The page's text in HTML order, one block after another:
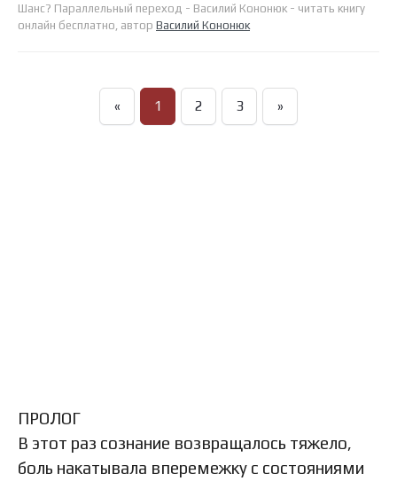
Шанс? Параллельный переход - Василий Кононюк - читать книгу
онлайн бесплатно, автор Василий Кононюк
« 1 2 3 »
ПРОЛОГ
В этот раз сознание возвращалось тяжело,
боль накатывала вперемежку с состояниями